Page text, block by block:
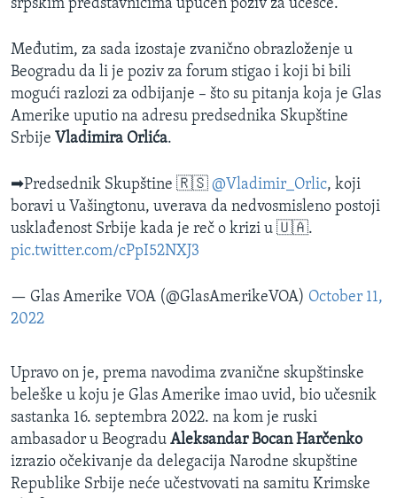
srpskim predstavnicima upućen poziv za učešće.
Međutim, za sada izostaje zvanično obrazloženje u
Beogradu da li je poziv za forum stigao i koji bi bili
mogući razlozi za odbijanje – što su pitanja koja je Glas
Amerike uputio na adresu predsednika Skupštine
Srbije Vladimira Orlića.
➡Predsednik Skupštine 🇷🇸 @Vladimir_Orlic, koji
boravi u Vašingtonu, uverava da nedvosmisleno postoji
usklađenost Srbije kada je reč o krizi u 🇺🇦.
pic.twitter.com/cPpI52NXJ3
— Glas Amerike VOA (@GlasAmerikeVOA) October 11,
2022
Upravo on je, prema navodima zvanične skupštinske
beleške u koju je Glas Amerike imao uvid, bio učesnik
sastanka 16. septembra 2022. na kom je ruski
ambasador u Beogradu Aleksandar Bocan Harčenko
izrazio očekivanje da delegacija Narodne skupštine
Republike Srbije neće učestvovati na samitu Krimske